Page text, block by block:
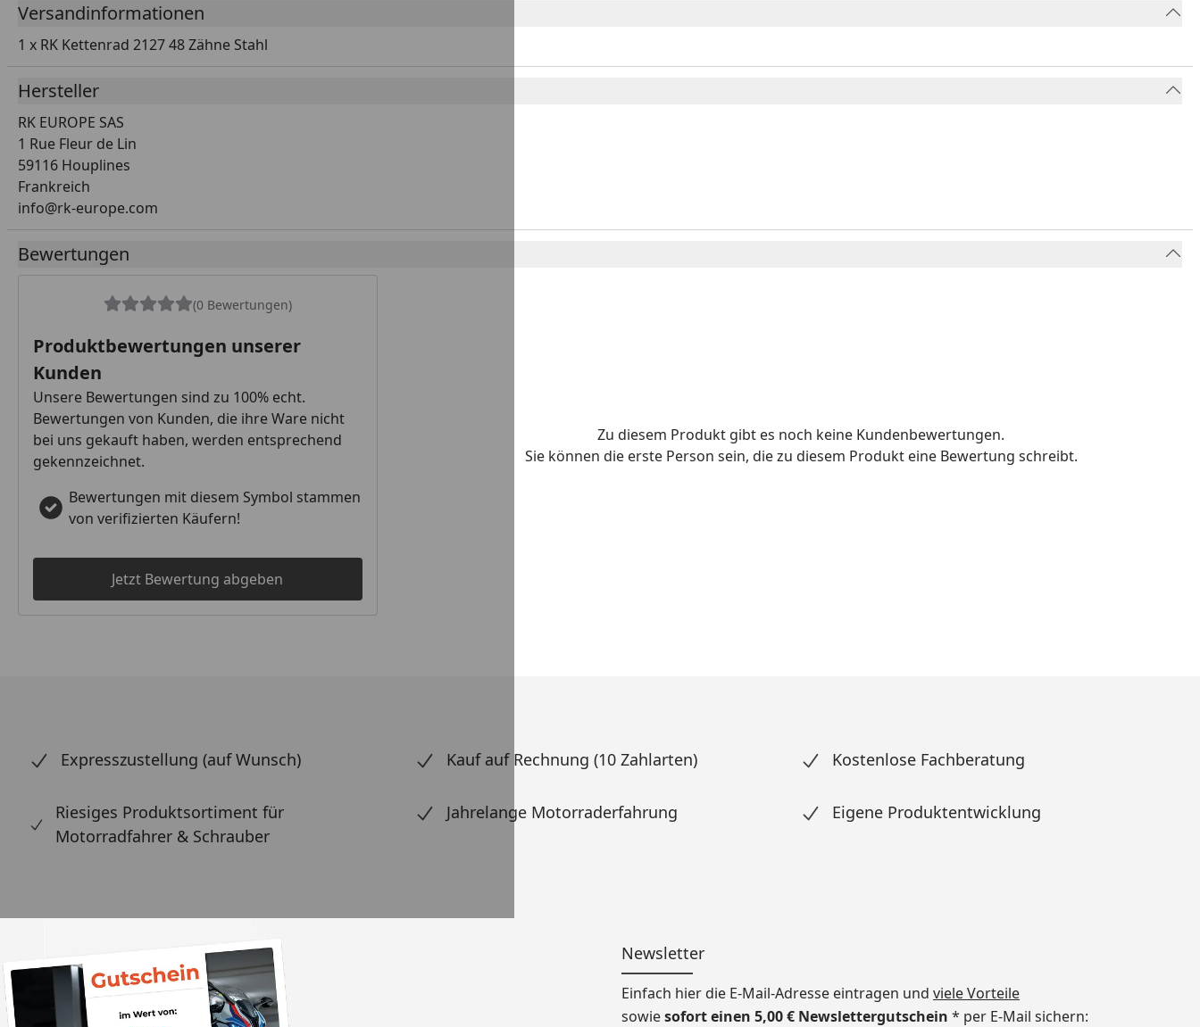
Versandinformationen
1 x RK Kettenrad 2127 48 Zähne Stahl
Hersteller
RK EUROPE SAS
1 Rue Fleur de Lin
59116 Houplines
Frankreich
info@rk-europe.com
Bewertungen
(0 Bewertungen)
Produktbewertungen unserer
Kunden
Unsere Bewertungen sind zu 100% echt.
Bewertungen von Kunden, die ihre Ware nicht
bei uns gekauft haben, werden entsprechend
gekennzeichnet.
Bewertungen mit diesem Symbol stammen
von verifizierten Käufern!
Jetzt Bewertung abgeben
Zu diesem Produkt gibt es noch keine Kundenbewertungen.
Sie können die erste Person sein, die zu diesem Produkt eine Bewertung schreibt.
Expresszustellung (auf Wunsch) Kauf auf Rechnung (10 Zahlarten) Kostenlose Fachberatung
Riesiges Produktsortiment für
Motorradfahrer & Schrauber
Jahrelange Motorraderfahrung Eigene Produktentwicklung
Newsletter
Einfach hier die E-Mail-Adresse eintragen und viele Vorteile
sowiesofort einen 5,00 € Newslettergutschein * per E-Mail sichern: